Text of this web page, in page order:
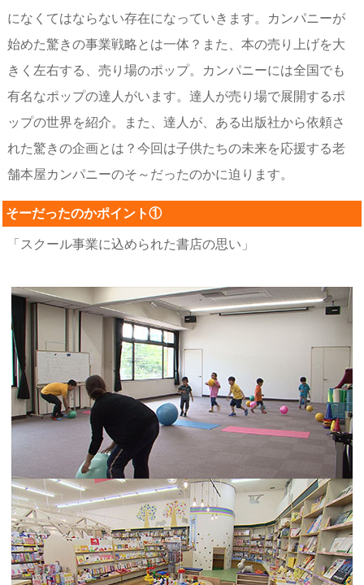
になくてはならない存在になっていきます。カンパニーが
始めた驚きの事業戦略とは一体？また、本の売り上げを大
きく左右する、売り場のポップ。カンパニーには全国でも
有名なポップの達人がいます。達人が売り場で展開するポ
ップの世界を紹介。また、達人が、ある出版社から依頼さ
れた驚きの企画とは？今回は子供たちの未来を応援する老
舗本屋カンパニーのそ～だったのかに迫ります。
そーだったのかポイント①
「スクール事業に込められた書店の思い」